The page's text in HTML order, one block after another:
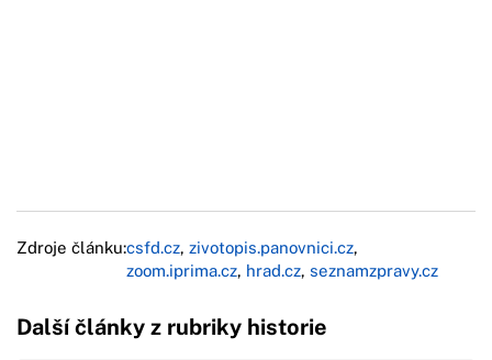
Zdroje článku:csfd.cz, zivotopis.panovnici.cz,
zoom.iprima.cz, hrad.cz, seznamzpravy.cz
Další články z rubriky historie